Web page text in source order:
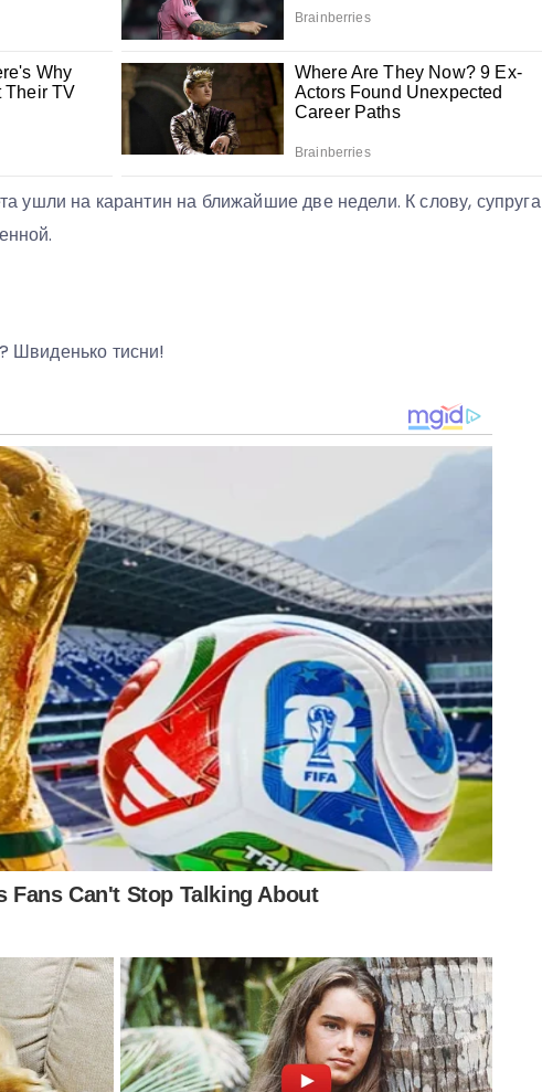
ушли на карантин на ближайшие две недели. К слову, супруга
Швиденько тисни!